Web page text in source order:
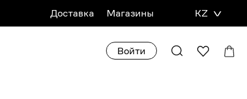
Доставка Магазины KZ
Войти
БРОНЬ В МАГАЗИНЕ